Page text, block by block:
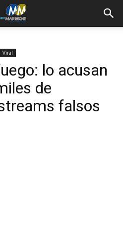
Viral
lo acusan
de
falsos